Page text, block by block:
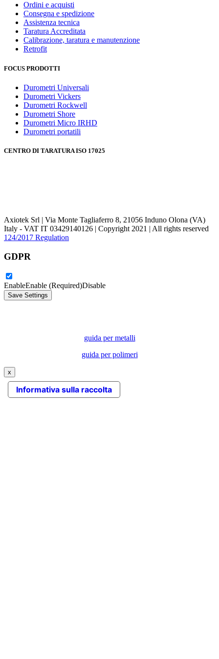
Ordini e acquisti
Consegna e spedizione
Assistenza tecnica
Taratura Accreditata
Calibrazione, taratura e manutenzione
Retrofit
FOCUS PRODOTTI
Durometri Universali
Durometri Vickers
Durometri Rockwell
Durometri Shore
Durometri Micro IRHD
Durometri portatili
CENTRO DI TARATURA ISO 17025
Axiotek Srl | Via Monte Tagliaferro 8, 21056 Induno Olona (VA)
Italy - VAT IT 03429140126 | Copyright 2021 | All rights reserved
124/2017 Regulation
GDPR
EnableEnable (Required)Disable
guida per metalli
guida per polimeri
x
Informativa sulla raccolta